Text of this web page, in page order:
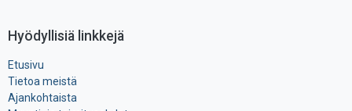
Hyödyllisiä linkkejä
Etusivu
Tietoa meistä
Ajankohtaista